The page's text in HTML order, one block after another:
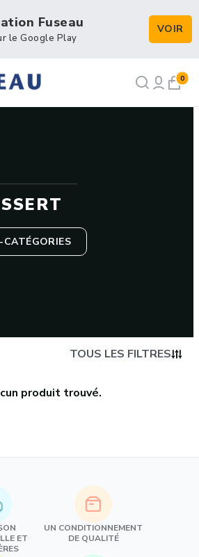
Fuseau
le Google Play
VOIR
0
TOUS LES FILTRES
produit trouvé.
ET
UN CONDITIONNEMENT
DE QUALITÉ